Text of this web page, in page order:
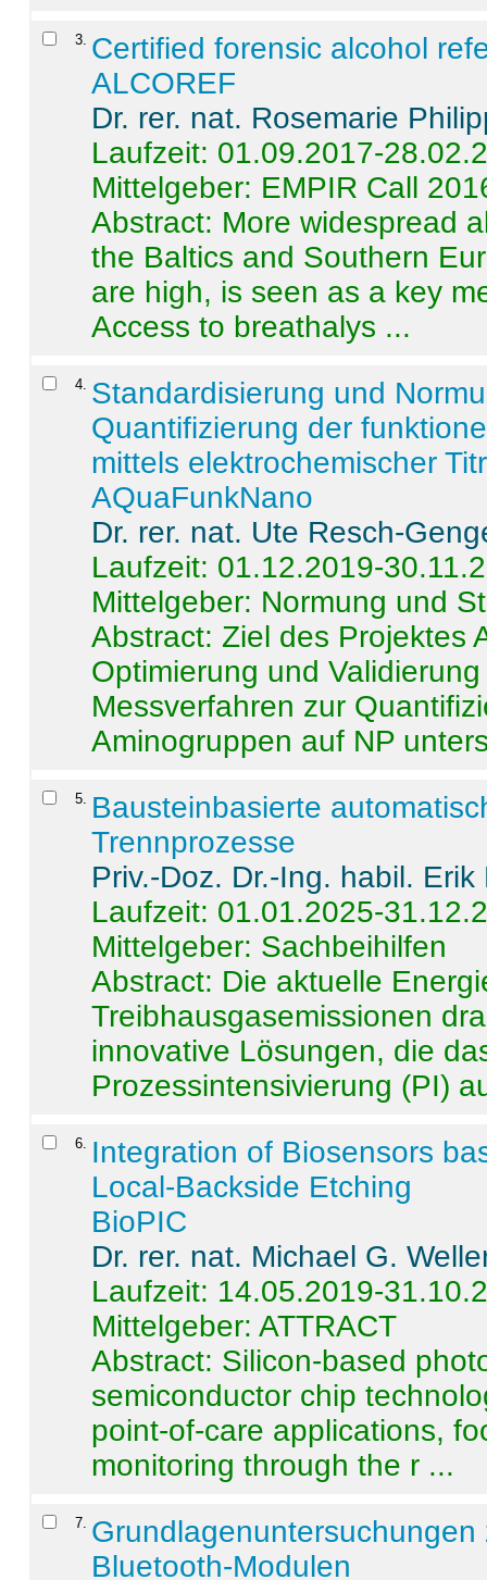
3 Certified forensic alcohol
ALCOREF
Dr. rer. nat. Rosemarie
Laufzeit: 01.09.2017-
Mittelgeber: EMPIR Call
Abstract: More widespread
the Baltics and Southern
are high, is seen as a key
Access to breathalys ...
4 Standardisierung und
Quantifizierung der
mittels elektrochemischer
AQuaFunkNano
Dr. rer. nat. Ute Resch-
Laufzeit: 01.12.2019-
Mittelgeber: Normung und
Abstract:Ziel des Projektes
Optimierung und
Messverfahren zur
Aminogruppen auf NP
5
Bausteinbasierte
Trennprozesse
Priv.-Doz. Dr.-Ing. habil. Erik
Laufzeit: 01.01.2025-
Mittelgeber: Sachbeihilfen
Abstract: Die aktuelle
Treibhausgasemissionen
innovative Lösungen, die
Prozessintensivierung (PI)
6
Integration of Biosensors
Local-Backside Etching
BioPIC
Dr. rer. nat. Michael G.
Laufzeit: 14.05.2019-
Mittelgeber: ATTRACT
Abstract: Silicon-based
semiconductor chip
point-of-care applications,
monitoring through the r ...
7
Bluetooth-Modulen